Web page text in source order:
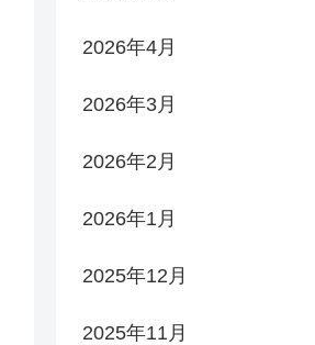
2026年4月
2026年3月
2026年2月
2026年1月
2025年12月
2025年11月